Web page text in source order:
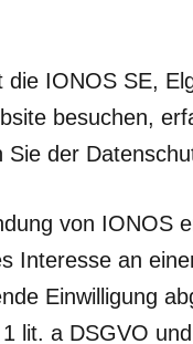
die IONOS SE,
besuchen,
Sie der
von IONOS
Interesse an
Einwilligung
lit. a DSGVO